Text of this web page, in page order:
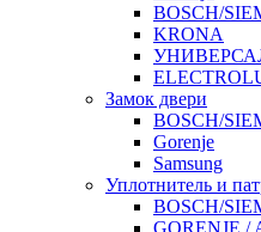
BOSCH/
KRONA
Замок двери
BOSCH/
Gorenje
Samsung
Уплотнитель и
BOSCH/
GORENJE /